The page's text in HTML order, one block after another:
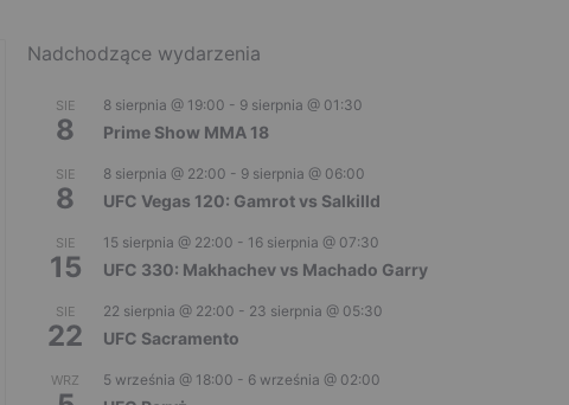
Nadchodzące wydarzenia
SIE
8
8 sierpnia @ 19:00 - 9 sierpnia @ 01:30
Prime Show MMA 18
SIE
8
8 sierpnia @ 22:00 - 9 sierpnia @ 06:00
UFC Vegas 120: Gamrot vs Salkilld
SIE
15
15 sierpnia @ 22:00 - 16 sierpnia @ 07:30
UFC 330: Makhachev vs Machado Garry
SIE
22
22 sierpnia @ 22:00 - 23 sierpnia @ 05:30
UFC Sacramento
WRZ 5 września @ 18:00 - 6 września @ 02:00